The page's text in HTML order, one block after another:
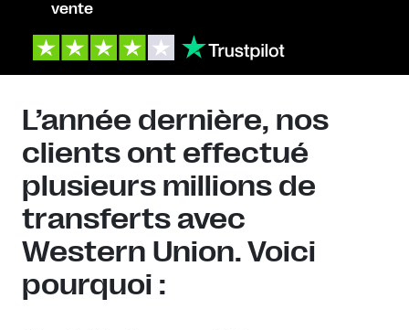
vente
L’année dernière, nos
clients ont effectué
plusieurs millions de
transferts avec
Western Union. Voici
pourquoi :